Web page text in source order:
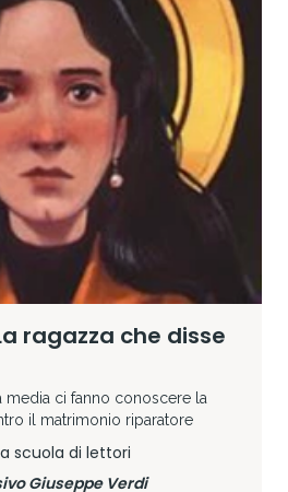
ragazza che disse
media ci fanno conoscere la
il matrimonio riparatore
scuola di lettori
Giuseppe Verdi